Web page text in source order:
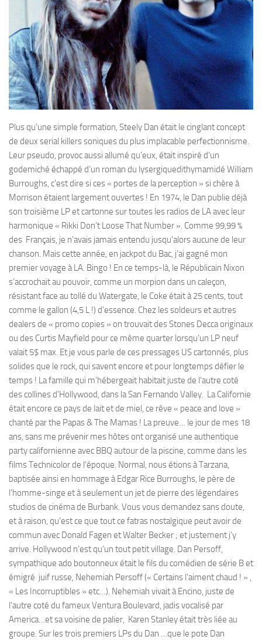
Plus qu’une simple formation, Steely Dan était le cinglant concept
de deux serial killers soniques du plus implacable perfectionnisme.
Leur pseudo, provoc aussi allumé qu’eux, était inspiré d’un
godemiché échappé d’un roman du lysergiquedithymamidé William
Burroughs, c’est dire si ces « portes de la perception » si chère à
Morrison étaient largement ouvertes ! En 1974, le Dan publie déjà
son troisième LP et cartonne sur toutes les radios de LA avec leur
harmonique « Rikki Don’t Loose That Number ». Comme 99,99 %
des Français, je n’avais jamais entendu jusqu’alors aucune de leur
chanson. Mais cette année, en jackpot du Bac, j’ai gagné mon
premier voyage à LA. Bingo ! En ce temps-là, le Républicain Nixon
s’accrochait au pouvoir, comme un morpion dans un caleçon,
résistant face au tollé du Watergate, le Coke était à 25 cents, tout
comme le gallon (4,5 L !) d’essence. Chez les soldeurs et autres
dealers de « promo copies » on trouvait des Stones Decca originaux
ou des Curtis Mayfield pour ce même quarter lorsqu’un LP neuf
valait 5$ max. Et je vous parle de ces pressages US cartonnés, plus
solides que le rock, qui savent encore et pour longtemps défier le
temps ! La famille qui m’hébergeait habitait juste de l’autre coté
des collines d’Hollywood, dans la San Fernando Valley. La Californie
était encore ce pays de lait et de miel, ce rêve « peace and love »
chanté par the Papas & The Mamas ! La preuve… le jour de mes 18
ans, sans me prévenir mes hôtes ont organisé une authentique
party californienne avec BBQ autour de la piscine, comme dans les
films Technicolor de l’époque. Normal, nous étions à Tarzana,
baptisée ainsi en hommage à Edgar Rice Burroughs, le père de
l’homme-singe et à seulement un jet de pierre des légendaires
studios de cinéma de Burbank. Vous vous demandez sans doute,
et à raison, qu’est ce que tout ce fatras nostalgique peut avoir de
commun avec Donald Fagen et Walter Becker ; et justement j’y
arrive. Hollywood n’est qu’un tout petit village. Dan Persoff,
sympathique ado boutonneux était le fils du comédien de série B et
émigré juif russe, Nehemiah Persoff (« Certains l’aiment chaud ! » ,
« Les Incorruptibles » etc…). Nehemiah vivait à Encino, juste de
l’autre coté du fameux Ventura Boulevard, jadis vocalisé par
America…et sa voisine de palier, Karen Stanley était très liée au
groupe. Sur les trois premiers LPs du Dan …que le pote Dan